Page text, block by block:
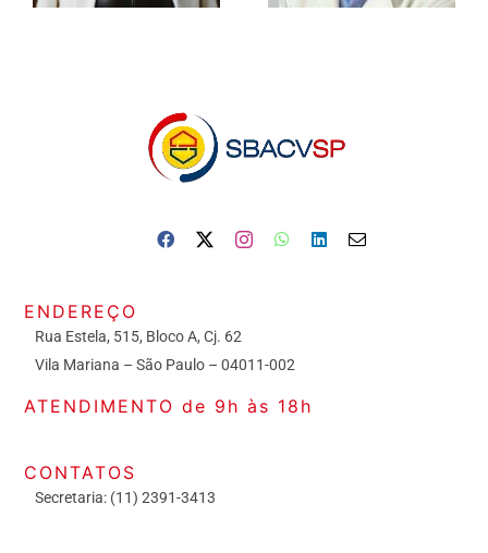
ENDEREÇO
Rua Estela, 515, Bloco A, Cj. 62
Vila Mariana – São Paulo – 04011-002
ATENDIMENTO de 9h às 18h
CONTATOS
Secretaria: (11) 2391-3413